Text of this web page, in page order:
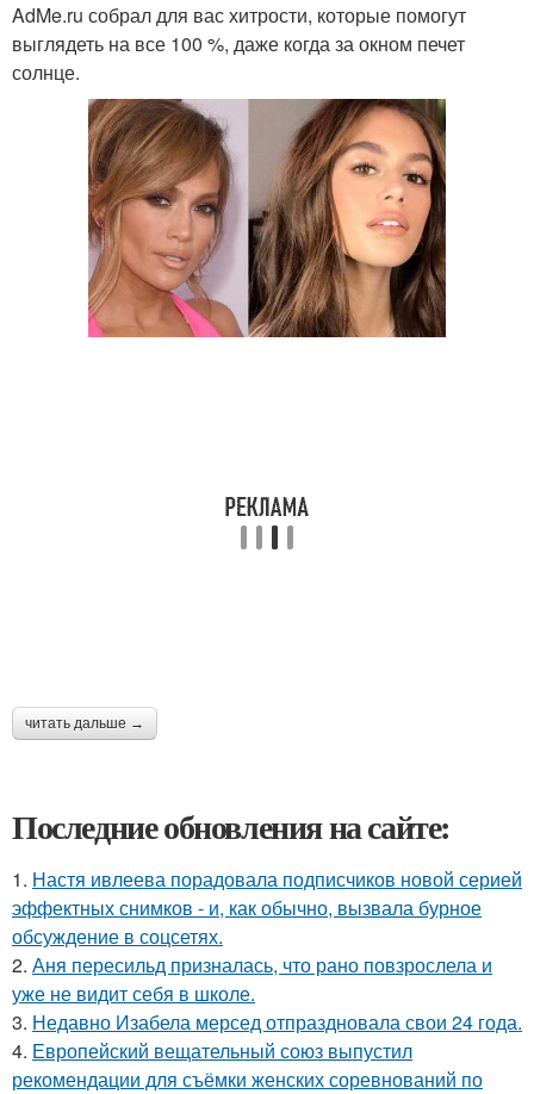
AdMe.ru собрал для вас хитрости, которые помогут
выглядеть на все 100 %, даже когда за окном печет
солнце.
читать дальше →
Последние обновления на сайте:
1. Настя ивлеева порадовала подписчиков новой серией
эффектных снимков - и, как обычно, вызвала бурное
обсуждение в соцсетях.
2. Аня пересильд призналась, что рано повзрослела и
уже не видит себя в школе.
3. Недавно Изабела мерсед отпраздновала свои 24 года.
4. Европейский вещательный союз выпустил
рекомендации для съёмки женских соревнований по